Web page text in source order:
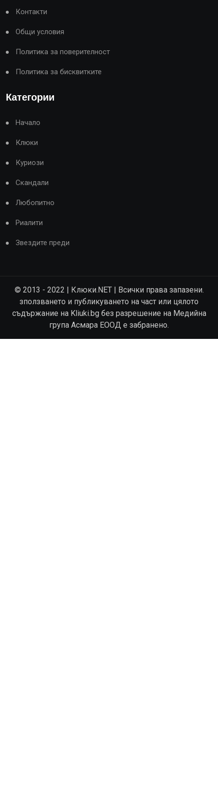
Контакти
Общи условия
Политика за поверителност
Политика за бисквитките
Категории
Начало
Клюки
Куриози
Скандали
Любопитно
Риалити
Звездите преди
© 2013 - 2022 | Клюки.NET | Всички права запазени.
зползването и публикуването на част или цялото
съдържание на Kliuki.bg без разрешение на Медийна
група Асмара ЕООД е забранено.